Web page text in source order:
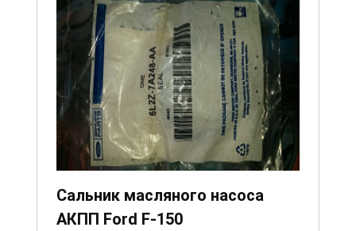
Сальник масляного насоса
АКПП Ford F-150